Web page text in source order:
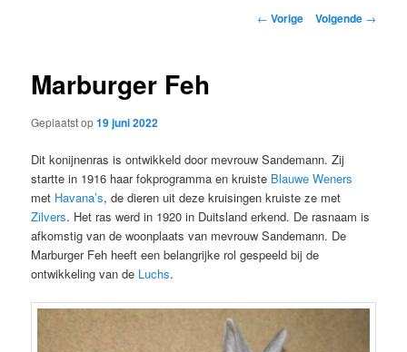
Berichtnavigatie
← Vorige Volgende →
Marburger Feh
Geplaatst op19 juni 2022
Dit konijnenras is ontwikkeld door mevrouw Sandemann. Zij
startte in 1916 haar fokprogramma en kruiste Blauwe Weners
met Havana’s, de dieren uit deze kruisingen kruiste ze met
Zilvers. Het ras werd in 1920 in Duitsland erkend. De rasnaam is
afkomstig van de woonplaats van mevrouw Sandemann. De
Marburger Feh heeft een belangrijke rol gespeeld bij de
ontwikkeling van de Luchs.